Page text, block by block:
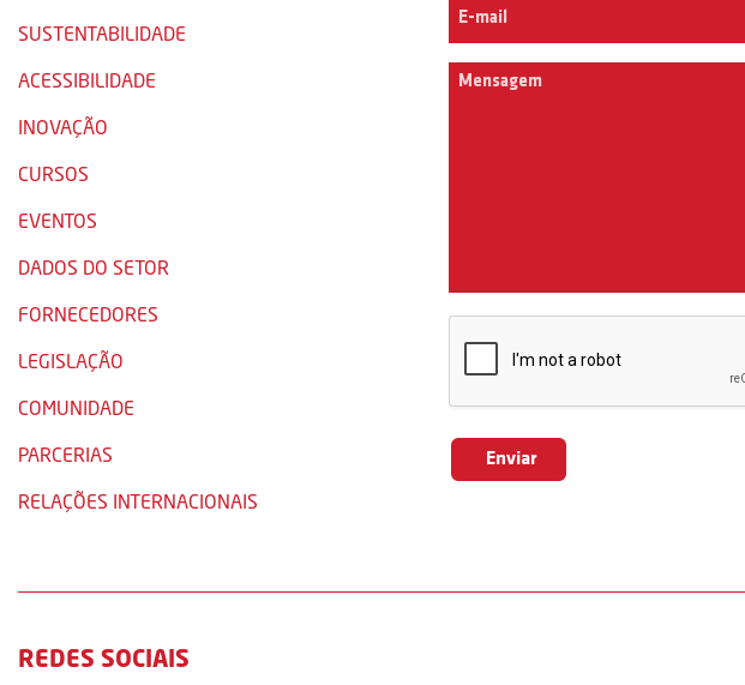
SUSTENTABILIDADE
ACESSIBILIDADE
INOVAÇÃO
CURSOS
EVENTOS
DADOS DO SETOR
FORNECEDORES
LEGISLAÇÃO
COMUNIDADE
PARCERIAS
RELAÇÕES INTERNACIONAIS
REDES SOCIAIS